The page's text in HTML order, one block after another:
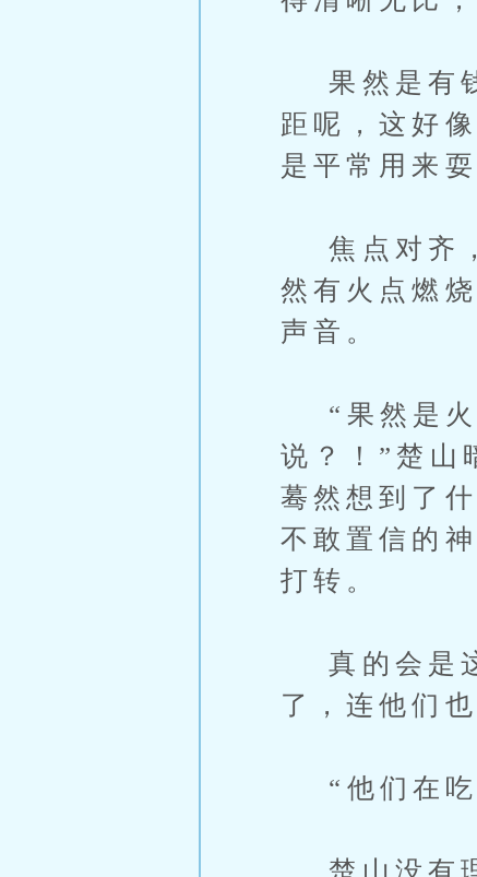
果然是有钱
距呢，这好
是平常用来耍
焦点对齐，
然有火点燃
声音。
“果然是火
说？！”楚山
蓦然想到了
不敢置信的
打转。
真的会是这
了，连他们
“他们在吃
楚山没有理